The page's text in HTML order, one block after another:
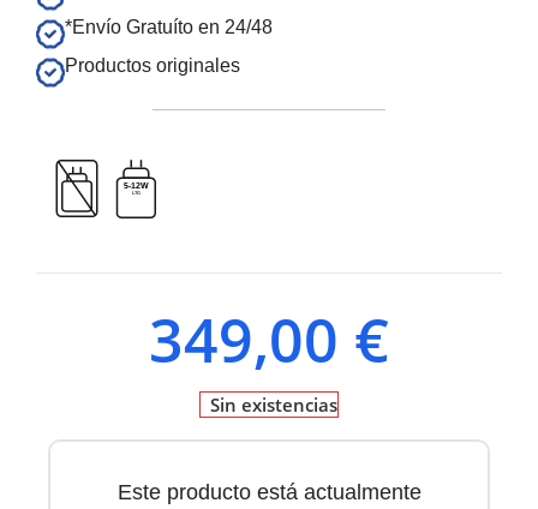
*Envío Gratuíto en 24/48
Productos originales
5-12W
LTG
349,00 €
Sin existencias
Este producto está actualmente